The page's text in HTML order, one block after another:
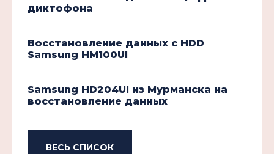
диктофона
Восстановление данных с HDD
Samsung HM100UI
Samsung HD204UI из Мурманска на
восстановление данных
ВЕСЬ СПИСОК